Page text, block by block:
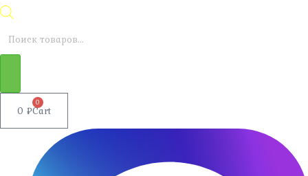
Поиск
0 ₽
0
Cart